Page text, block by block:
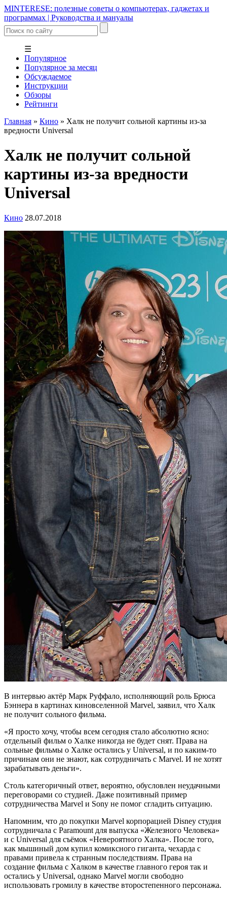
MINTERESE: полезные советы о компьютерах, гаджетах и
программах | Руководства и мануалы
☰
Популярное
Популярное за месяц
Обсуждаемое
Инструкции
Обзоры
Рейтинги
Главная » Кино » Халк не получит сольной картины из-за
вредности Universal
Халк не получит сольной
картины из-за вредности
Universal
Кино 28.07.2018
В интервью актёр Марк Руффало, исполняющий роль Брюса
Бэннера в картинах киновселенной Marvel, заявил, что Халк
не получит сольного фильма.
«Я просто хочу, чтобы всем сегодня стало абсолютно ясно:
отдельный фильм о Халке никогда не будет снят. Права на
сольные фильмы о Халке остались у Universal, и по каким-то
причинам они не знают, как сотрудничать с Marvel. И не хотят
зарабатывать деньги».
Столь категоричный ответ, вероятно, обусловлен неудачными
переговорами со студией. Даже позитивный пример
сотрудничества Marvel и Sony не помог сгладить ситуацию.
Напомним, что до покупки Marvel корпорацией Disney студия
сотрудничала с Paramount для выпуска «Железного Человека»
и с Universal для съёмок «Невероятного Халка». После того,
как мышиный дом купил комиксного гиганта, чехарда с
правами привела к странным последствиям. Права на
создание фильма с Халком в качестве главного героя так и
остались у Universal, однако Marvel могли свободно
использовать громилу в качестве второстепенного персонажа.